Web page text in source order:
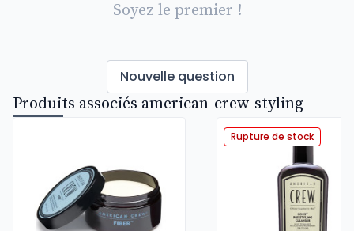
Soyez le premier !
Nouvelle question
Produits associés american-crew-styling
Rupture de stock